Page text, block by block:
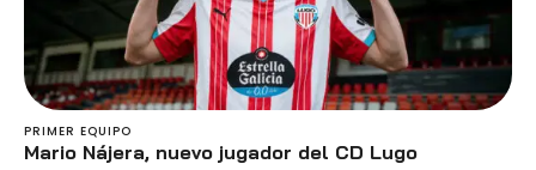
PRIMER EQUIPO
Mario Nájera, nuevo jugador del CD Lugo